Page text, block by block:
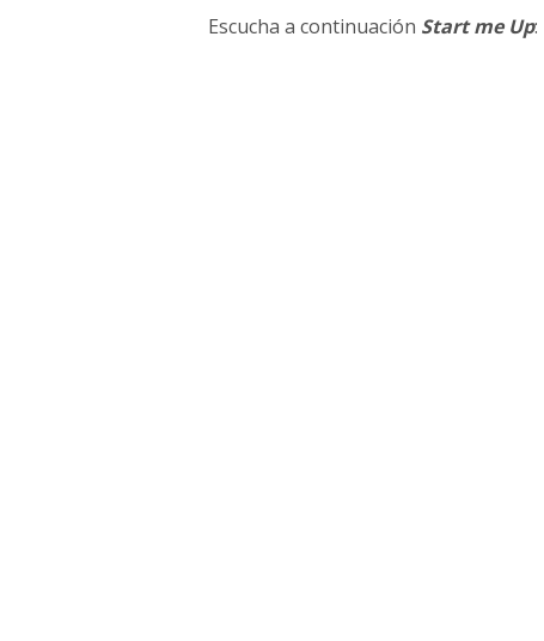
Escucha a continuación Start me Up: